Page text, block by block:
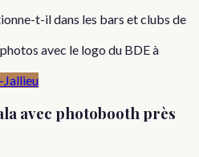
t-il dans les bars et clubs de
avec le logo du BDE à
avec photobooth près